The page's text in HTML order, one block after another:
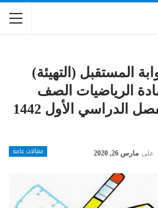
المستقبل (التهيئة)
وَ 2 وَ 3 مادة الرياضيات الصف
الأول الابتدائي الفصل الدراسي الأول 1442
مقالات عامة على مارس 26, 2020